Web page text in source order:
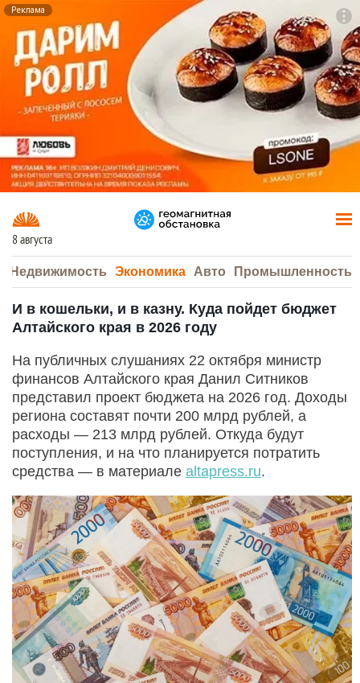
Реклама
8 августа
Недвижимость Экономика Авто Промышленность
И в кошельки, и в казну. Куда пойдет бюджет
Алтайского края в 2026 году
На публичных слушаниях 22 октября министр
финансов Алтайского края Данил Ситников
представил проект бюджета на 2026 год. Доходы
региона составят почти 200 млрд рублей, а
расходы — 213 млрд рублей. Откуда будут
поступления, и на что планируется потратить
средства — в материале altapress.ru.